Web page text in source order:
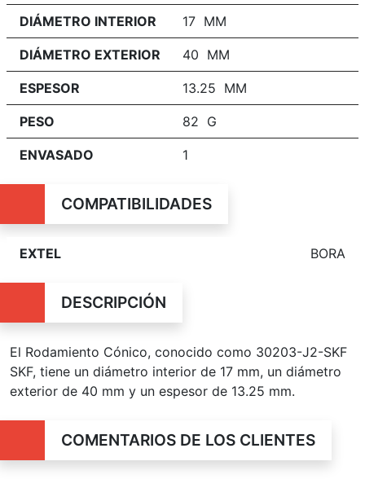
DIÁMETRO INTERIOR 17 MM
DIÁMETRO EXTERIOR 40 MM
ESPESOR 13.25 MM
PESO 82 G
ENVASADO 1
COMPATIBILIDADES
EXTEL BORA
DESCRIPCIÓN
El Rodamiento Cónico, conocido como 30203-J2-SKF
SKF, tiene un diámetro interior de 17 mm, un diámetro
exterior de 40 mm y un espesor de 13.25 mm.
COMENTARIOS DE LOS CLIENTES